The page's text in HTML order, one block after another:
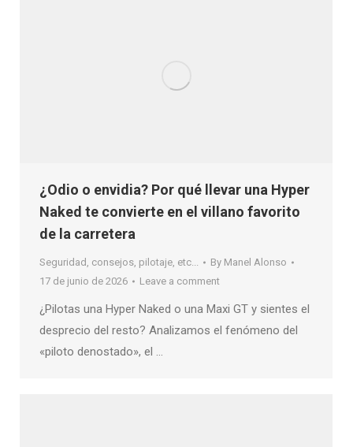
¿Odio o envidia? Por qué llevar una Hyper
Naked te convierte en el villano favorito
de la carretera
Seguridad, consejos, pilotaje, etc... By Manel Alonso
17 de junio de 2026
Leave a comment
¿Pilotas una Hyper Naked o una Maxi GT y sientes el
desprecio del resto? Analizamos el fenómeno del
«piloto denostado», el …